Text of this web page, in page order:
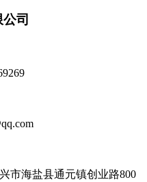
司
市海盐县通元镇创业路800